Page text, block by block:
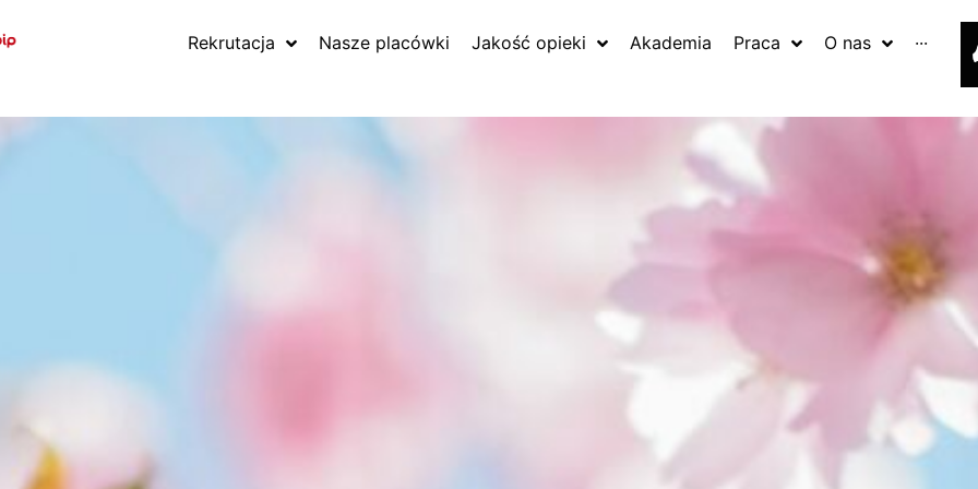
Rekrutacja Nasze placówki Jakość opieki Akademia Praca O nas ···